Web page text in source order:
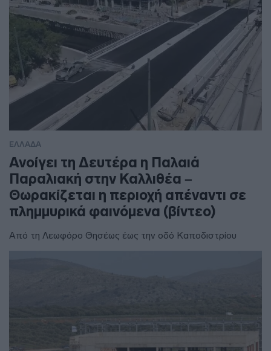
ΕΛΛΑΔΑ
Ανοίγει τη Δευτέρα η Παλαιά
Παραλιακή στην Καλλιθέα –
Θωρακίζεται η περιοχή απέναντι σε
πλημμυρικά φαινόμενα (βίντεο)
Από τη Λεωφόρο Θησέως έως την οδό Καποδιστρίου